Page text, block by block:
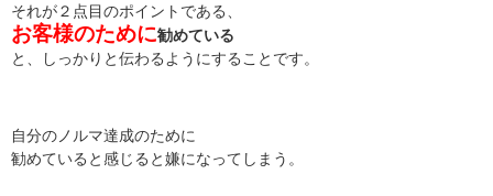
それが２点目のポイントである、
お客様のために勧めている
と、しっかりと伝わるようにすることです。
自分のノルマ達成のために
勧めていると感じると嫌になってしまう。